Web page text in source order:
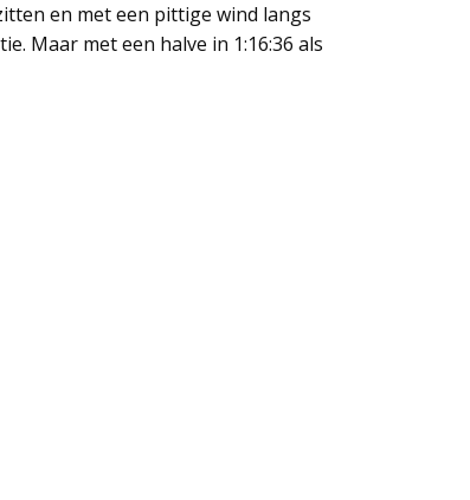
en met een pittige wind langs
Maar met een halve in 1:16:36 als